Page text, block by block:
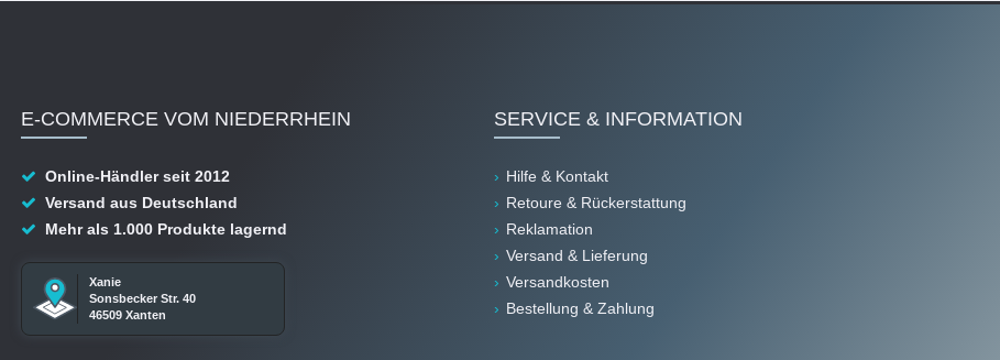
E-COMMERCE VOM NIEDERRHEIN
Online-Händler seit 2012
Versand aus Deutschland
Mehr als 1.000 Produkte lagernd
Xanie
Sonsbecker Str. 40
46509 Xanten
SERVICE & INFORMATION
Hilfe & Kontakt
Retoure & Rückerstattung
Reklamation
Versand & Lieferung
Versandkosten
Bestellung & Zahlung